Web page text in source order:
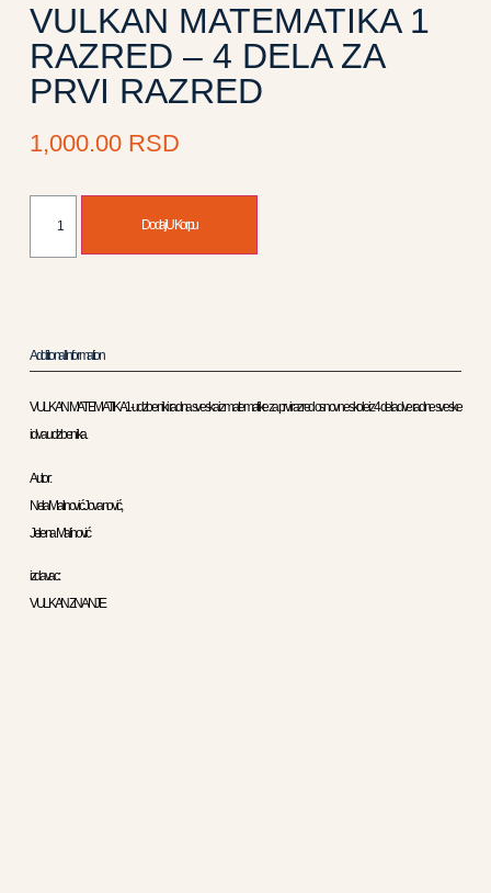
VULKAN MATEMATIKA 1
RAZRED – 4 DELA ZA
PRVI RAZRED
1,000.00 RSD
Dodaj U Korpu
Additional Information
VULKAN MATEMATIKA 1-udzbenik i radna sveska iz matematike za prvi razred osnovne skole iz 4 dela dve radne sveske
i dva udzbenika.
Autor :
Nela Malinović Jovanović,
Jelena Malinović
izdavac:
VULKAN ZNANJE